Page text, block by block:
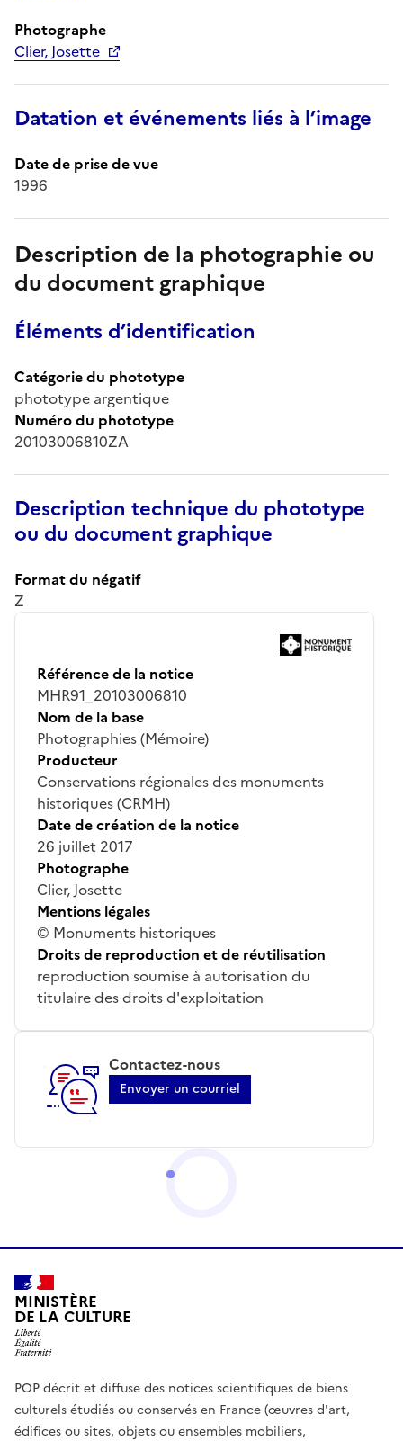
Photographe
Clier, Josette
Datation et événements liés à l’image
Date de prise de vue
1996
Description de la photographie ou
du document graphique
Éléments d’identification
Catégorie du phototype
phototype argentique
Numéro du phototype
20103006810ZA
Description technique du phototype
ou du document graphique
Format du négatif
Z
Référence de la notice
MHR91_20103006810
Nom de la base
Photographies (Mémoire)
Producteur
Conservations régionales des monuments
historiques (CRMH)
Date de création de la notice
26 juillet 2017
Photographe
Clier, Josette
Mentions légales
© Monuments historiques
Droits de reproduction et de réutilisation
reproduction soumise à autorisation du
titulaire des droits d'exploitation
Contactez-nous
Envoyer un courriel
MINISTÈRE
DE LA CULTURE
POP décrit et diffuse des notices scientifiques de biens
culturels étudiés ou conservés en France (œuvres d'art,
édifices ou sites, objets ou ensembles mobiliers,